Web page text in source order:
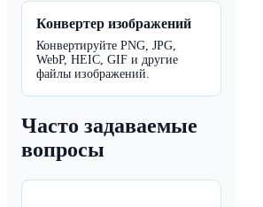
Конвертер изображений
Конвертируйте PNG, JPG,
WebP, HEIC, GIF и другие
файлы изображений.
Часто задаваемые
вопросы